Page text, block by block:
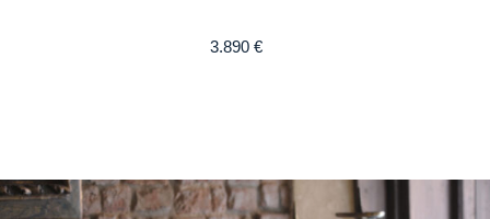
3.890 €